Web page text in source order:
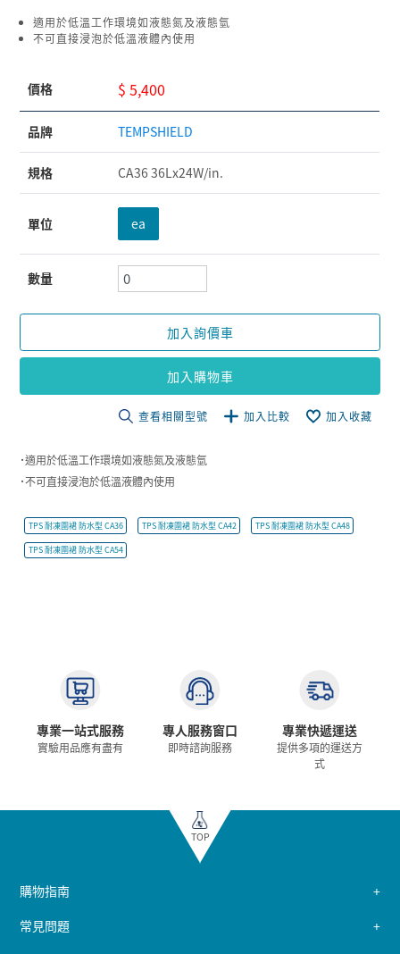
適用於低溫工作環境如液態氮及液態氫
不可直接浸泡於低溫液體內使用
價格 $ 5,400
品牌 TEMPSHIELD
規格 CA36 36Lx24W/in.
單位 ea
數量
加入詢價車
加入購物車
查看相關型號 加入比較 加入收藏
˙適用於低溫工作環境如液態氮及液態氫
˙不可直接浸泡於低溫液體內使用
TPS 耐凍圍裙 防水型 CA36 TPS 耐凍圍裙 防水型 CA42 TPS 耐凍圍裙 防水型 CA48
TPS 耐凍圍裙 防水型 CA54
專業一站式服務
實驗用品應有盡有
專人服務窗口
即時諮詢服務
專業快遞運送
提供多項的運送方
式
TOP
購物指南
常見問題